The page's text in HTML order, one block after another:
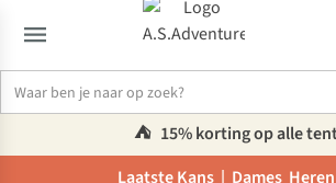
⛺️ 15% korting op alle
Laatste Kans | Dames Heren